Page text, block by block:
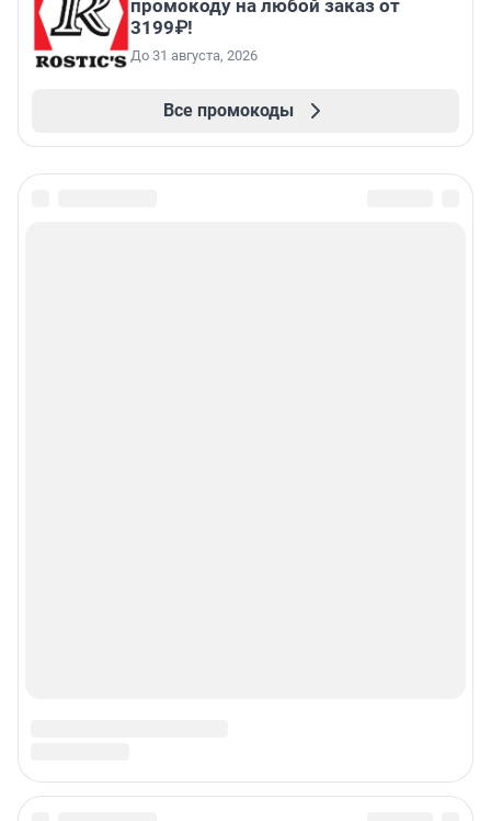
промокоду на любой заказ от
3199₽!
До 31 августа, 2026
Все промокоды